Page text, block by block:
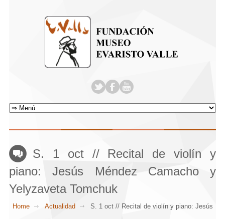
S. 1 oct // Recital de violín y
piano: Jesús Méndez Camacho y
Yelyzaveta Tomchuk
Home Actualidad S. 1 oct // Recital de violín y piano: Jesús